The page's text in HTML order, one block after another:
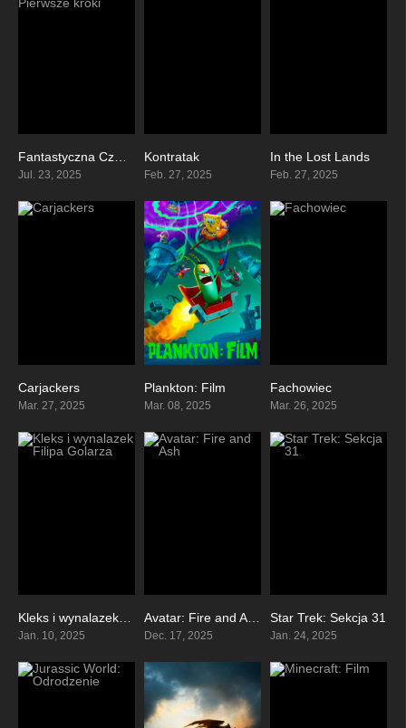
0
Fantastyczna Czwórka: Pierwsze kroki
Jul. 23, 2025
Kontratak
Feb. 27, 2025
4.9
In the Lost Lands
Feb. 27, 2025
Carjackers
Mar. 27, 2025
Plankton: Film
Mar. 08, 2025
Fachowiec
Mar. 26, 2025
0
Kleks i wynalazek Filipa Golarza
Jan. 10, 2025
0
Avatar: Fire and Ash
Dec. 17, 2025
0
Star Trek: Sekcja 31
Jan. 24, 2025